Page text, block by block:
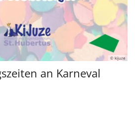
© kijuze
an Karneval